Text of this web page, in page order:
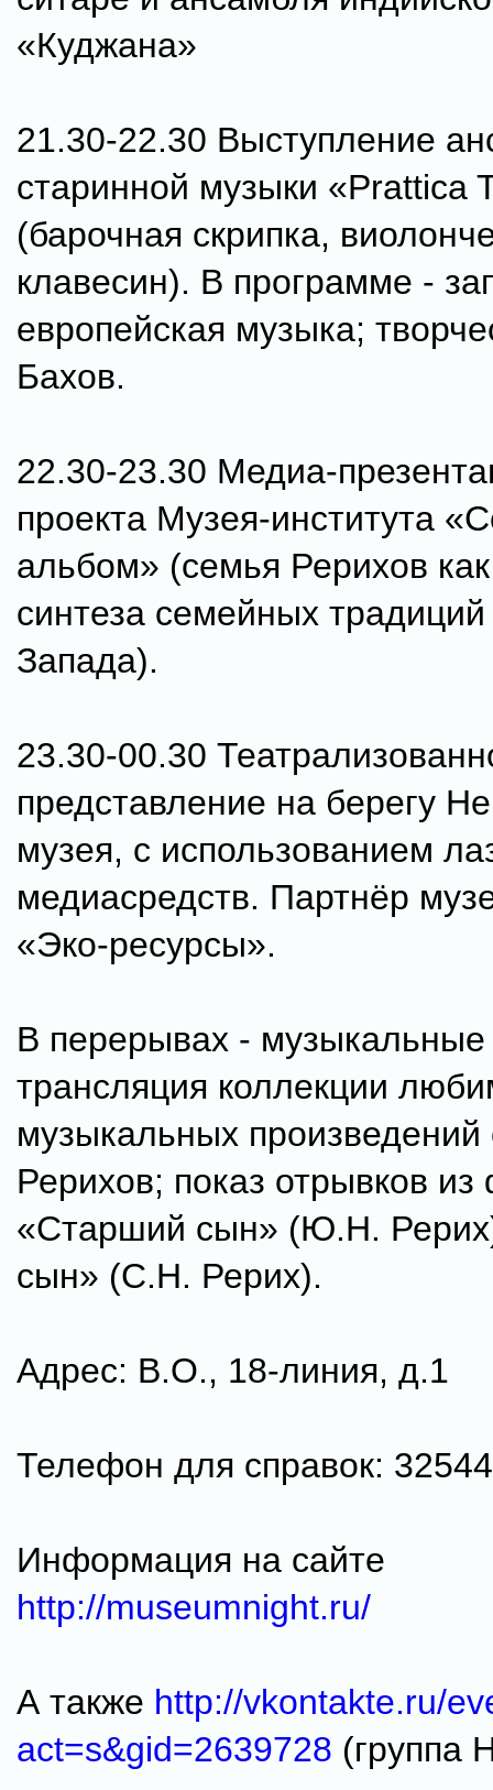
«Куджана»
21.30-22.30 Выступление
старинной музыки «Prattica
(барочная скрипка,
клавесин). В программе -
европейская музыка;
Бахов.
22.30-23.30 Медиа-
проекта Музея-института
альбом» (семья Рерихов
синтеза семейных
Запада).
23.30-00.30
представление на берегу
музея, с использованием
медиасредств. Партнёр
«Эко-ресурсы».
В перерывах - музыкальные
трансляция коллекции
музыкальных произведений
Рерихов; показ отрывков
«Старший сын» (Ю.Н.
сын» (С.Н. Рерих).
Адрес: В.О., 18-линия, д.1
Телефон для справок:
Информация на сайте
http://museumnight.ru/
А также http://vkontakte.ru/
act=s&gid=2639728 (группа